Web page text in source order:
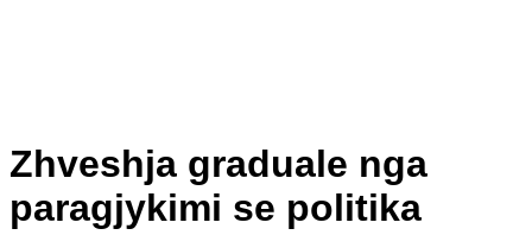
Zhveshja graduale nga
paragjykimi se politika